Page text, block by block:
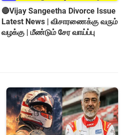
🔴Vijay Sangeetha Divorce Issue
Latest News | விசாரணைக்கு வரும்
வழக்கு | மீண்டும் சேர வாய்ப்பு